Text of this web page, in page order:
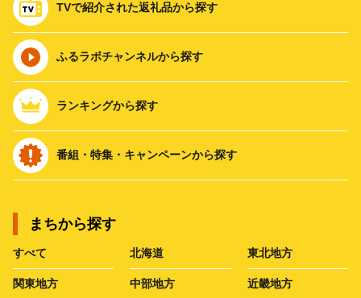
TVで紹介された返礼品から探す
ふるラボチャンネルから探す
ランキングから探す
番組・特集・キャンペーンから探す
まちから探す
すべて 北海道 東北地方
関東地方 中部地方 近畿地方